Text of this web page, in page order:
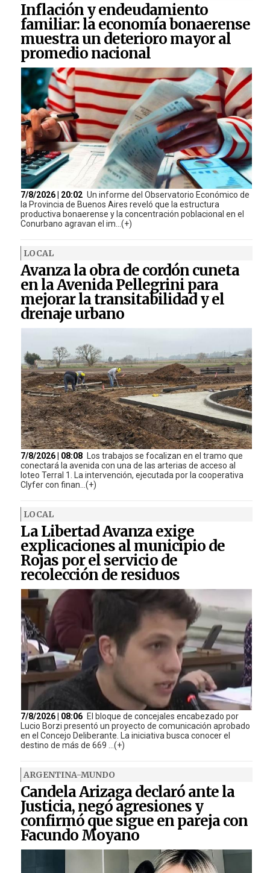
Inflación y endeudamiento
familiar: la economía bonaerense
muestra un deterioro mayor al
promedio nacional
7/8/2026 | 20:02 Un informe del Observatorio Económico de
la Provincia de Buenos Aires reveló que la estructura
productiva bonaerense y la concentración poblacional en el
Conurbano agravan el im...(+)
LOCAL
Avanza la obra de cordón cuneta
en la Avenida Pellegrini para
mejorar la transitabilidad y el
drenaje urbano
7/8/2026 | 08:08
Los trabajos se focalizan en el tramo que
conectará la avenida con una de las arterias de acceso al
loteo Terral 1. La intervención, ejecutada por la cooperativa
Clyfer con finan...(+)
LOCAL
La Libertad Avanza exige
explicaciones al municipio de
Rojas por el servicio de
recolección de residuos
7/8/2026 | 08:06 El bloque de concejales encabezado por
Lucio Borzi presentó un proyecto de comunicación aprobado
en el Concejo Deliberante. La iniciativa busca conocer el
destino de más de 669 ...(+)
ARGENTINA-MUNDO
Candela Arizaga declaró ante la
Justicia, negó agresiones y
confirmó que sigue en pareja con
Facundo Moyano